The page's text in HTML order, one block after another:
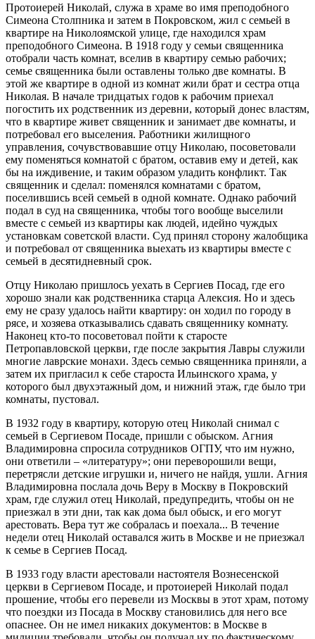
Протоиерей Николай, служа в храме во имя преподобного
Симеона Столпника и затем в Покровском, жил с семьей в
квартире на Николоямской улице, где находился храм
преподобного Симеона. В 1918 году у семьи священника
отобрали часть комнат, вселив в квартиру семью рабочих;
семье священника были оставлены только две комнаты. В
этой же квартире в одной из комнат жили брат и сестра отца
Николая. В начале тридцатых годов к рабочим приехал
погостить их родственник из деревни, который донес властям,
что в квартире живет священник и занимает две комнаты, и
потребовал его выселения. Работники жилищного
управления, сочувствовавшие отцу Николаю, посоветовали
ему поменяться комнатой с братом, оставив ему и детей, как
бы на иждивение, и таким образом уладить конфликт. Так
священник и сделал: поменялся комнатами с братом,
поселившись всей семьей в одной комнате. Однако рабочий
подал в суд на священника, чтобы того вообще выселили
вместе с семьей из квартиры как людей, идейно чуждых
установкам советской власти. Суд принял сторону жалобщика
и потребовал от священника выехать из квартиры вместе с
семьей в десятидневный срок.
Отцу Николаю пришлось уехать в Сергиев Посад, где его
хорошо знали как родственника старца Алексия. Но и здесь
ему не сразу удалось найти квартиру: он ходил по городу в
рясе, и хозяева отказывались сдавать священнику комнату.
Наконец кто-то посоветовал пойти к старосте
Петропавловской церкви, где после закрытия Лавры служили
многие лаврские монахи. Здесь семью священника приняли, а
затем их пригласил к себе староста Ильинского храма, у
которого был двухэтажный дом, и нижний этаж, где было три
комнаты, пустовал.
В 1932 году в квартиру, которую отец Николай снимал с
семьей в Сергиевом Посаде, пришли с обыском. Агния
Владимировна спросила сотрудников ОГПУ, что им нужно,
они ответили – «литературу»; они переворошили вещи,
перетрясли детские игрушки и, ничего не найдя, ушли. Агния
Владимировна послала дочь Веру в Москву в Покровский
храм, где служил отец Николай, предупредить, чтобы он не
приезжал в эти дни, так как дома был обыск, и его могут
арестовать. Вера тут же собралась и поехала... В течение
недели отец Николай оставался жить в Москве и не приезжал
к семье в Сергиев Посад.
В 1933 году власти арестовали настоятеля Вознесенской
церкви в Сергиевом Посаде, и протоиерей Николай подал
прошение, чтобы его перевели из Москвы в этот храм, потому
что поездки из Посада в Москву становились для него все
опаснее. Он не имел никаких документов: в Москве в